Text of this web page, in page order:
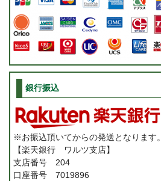
銀行振込
※お振込頂いてからの発送となります。
【楽天銀行 ワルツ支店】
支店番号 204
口座番号 7019896